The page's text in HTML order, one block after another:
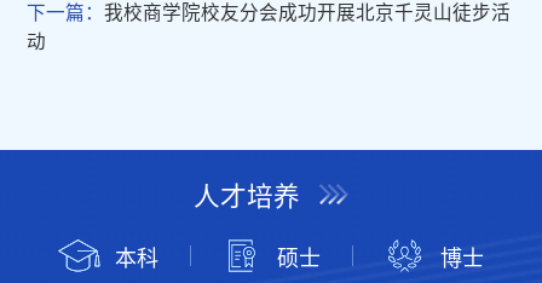
下一篇：我校商学院校友分会成功开展北京千灵山徒步活
动
人才培养
本科 硕士 博士